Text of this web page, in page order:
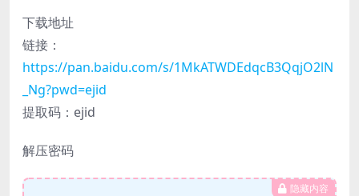
下载地址
链接：
https://pan.baidu.com/s/1MkATWDEdqcB3QqjO2lN
_Ng?pwd=ejid
提取码：ejid
解压密码
隐藏内容